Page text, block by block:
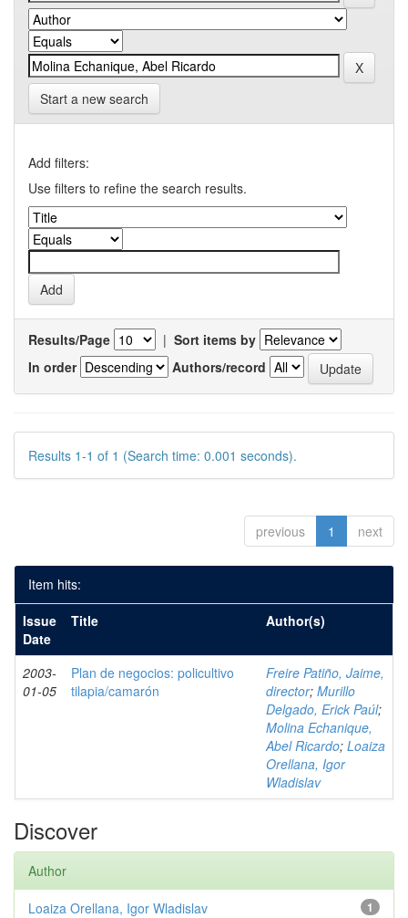
Start a new search
Add filters:
Use filters to refine the search results.
Results/Page | Sort items by
In order
Authors/record
Results 1-1 of 1 (Search time: 0.001 seconds).
previous 1 next
Item hits:
Issue
Date
Title Author(s)
2003-
01-05
Plan de negocios: policultivo
tilapia/camarón
Freire Patiño, Jaime,
director; Murillo
Delgado, Erick Paúl;
Molina Echanique,
Abel Ricardo; Loaiza
Orellana, Igor
Wladislav
Discover
Author
1
Loaiza Orellana, Igor Wladislav